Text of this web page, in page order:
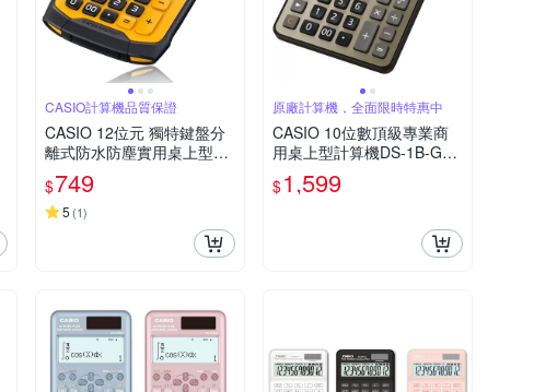
CASIO計算機品質保證
CASIO 12位元 獨特鍵盤分
離式防水防塵實用桌上型計
算機WM-320MT-大黃蜂潮
流配
$749
5 (1)
原廠計算機，全面限時特惠中
CASIO 10位數頂級專業商
用桌上型計算機DS-1B-GD-
黑/古銅金色
$1,599